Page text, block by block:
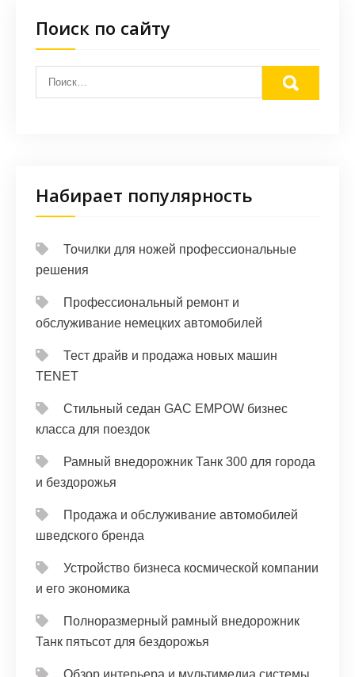
Поиск по сайту
Набирает популярность
Точилки для ножей профессиональные
решения
Профессиональный ремонт и
обслуживание немецких автомобилей
Тест драйв и продажа новых машин
TENET
Стильный седан GAC EMPOW бизнес
класса для поездок
Рамный внедорожник Танк 300 для города
и бездорожья
Продажа и обслуживание автомобилей
шведского бренда
Устройство бизнеса космической компании
и его экономика
Полноразмерный рамный внедорожник
Танк пятьсот для бездорожья
Обзор интерьера и мультимедиа системы